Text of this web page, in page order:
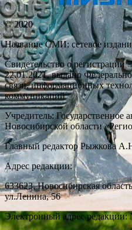
© 2020
Название СМИ: cетевое
Свидетельство о
22.01.2021, выдано
связи, информационных
коммуникаций
Учредитель: Государственное
Новосибирской области
Главный редактор Рыжкова
Адрес редакции:
633623, Новосибирская
ул.Ленина, 56
Электронный адрес редакции: